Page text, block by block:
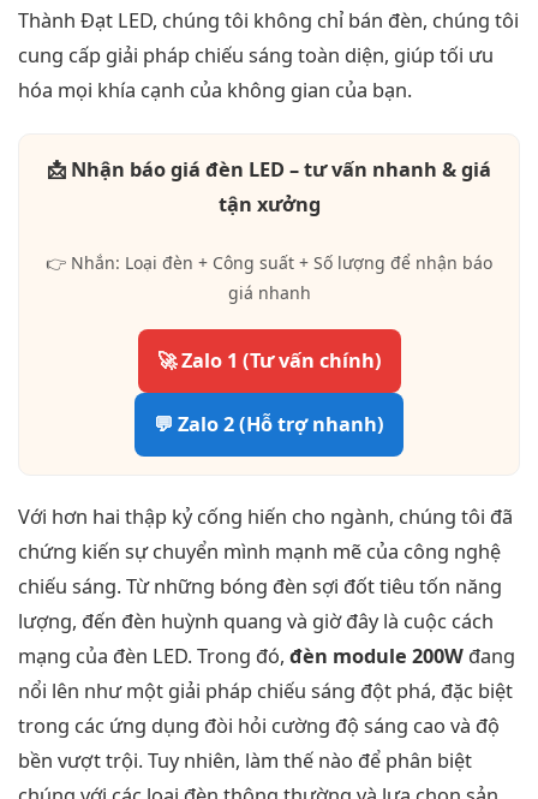
Thành Đạt LED, chúng tôi không chỉ bán đèn, chúng tôi
cung cấp giải pháp chiếu sáng toàn diện, giúp tối ưu
hóa mọi khía cạnh của không gian của bạn.
📩 Nhận báo giá đèn LED – tư vấn nhanh & giá
tận xưởng
👉 Nhắn: Loại đèn + Công suất + Số lượng để nhận báo
giá nhanh
🚀 Zalo 1 (Tư vấn chính)
💬 Zalo 2 (Hỗ trợ nhanh)
Với hơn hai thập kỷ cống hiến cho ngành, chúng tôi đã
chứng kiến sự chuyển mình mạnh mẽ của công nghệ
chiếu sáng. Từ những bóng đèn sợi đốt tiêu tốn năng
lượng, đến đèn huỳnh quang và giờ đây là cuộc cách
mạng của đèn LED. Trong đó, đèn module 200W đang
nổi lên như một giải pháp chiếu sáng đột phá, đặc biệt
trong các ứng dụng đòi hỏi cường độ sáng cao và độ
bền vượt trội. Tuy nhiên, làm thế nào để phân biệt